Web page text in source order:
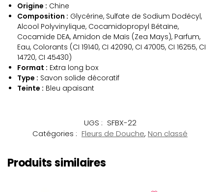
Origine : Chine
Composition : Glycérine, Sulfate de Sodium Dodécyl,
Alcool Polyvinylique, Cocamidopropyl Bétaïne,
Cocamide DEA, Amidon de Maïs (Zea Mays), Parfum,
Eau, Colorants (CI 19140, CI 42090, CI 47005, CI 16255, CI
14720, CI 45430)
Format : Extra long box
Type : Savon solide décoratif
Teinte : Bleu apaisant
UGS : SFBX-22
Catégories : Fleurs de Douche, Non classé
Produits similaires